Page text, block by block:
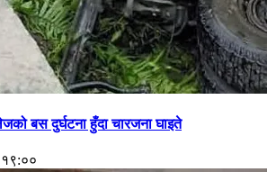
बस दुर्घटना हुँदा चारजना घाइते